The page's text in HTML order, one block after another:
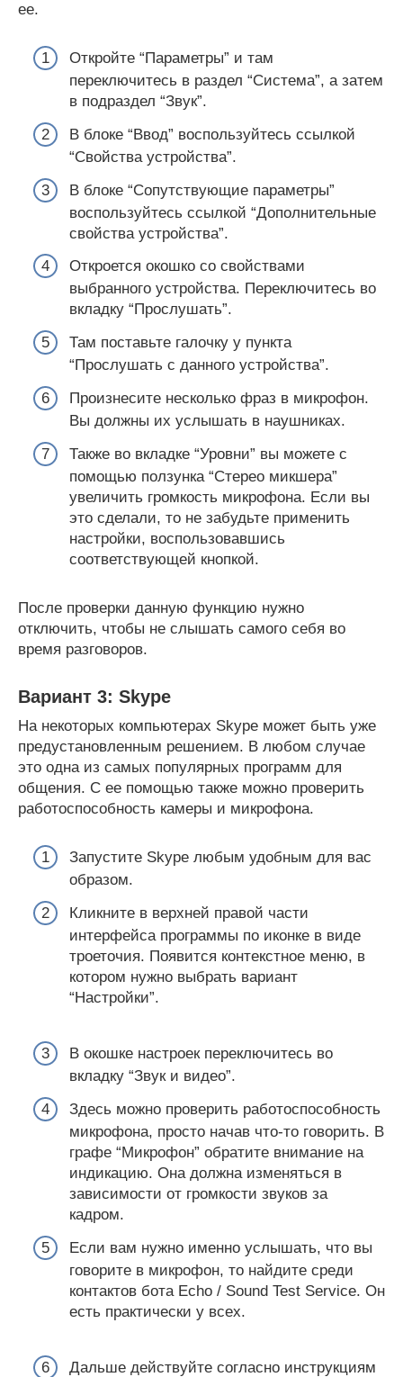
ее.
Откройте “Параметры” и там
переключитесь в раздел “Система”, а затем
в подраздел “Звук”.
В блоке “Ввод” воспользуйтесь ссылкой
“Свойства устройства”.
В блоке “Сопутствующие параметры”
воспользуйтесь ссылкой “Дополнительные
свойства устройства”.
Откроется окошко со свойствами
выбранного устройства. Переключитесь во
вкладку “Прослушать”.
Там поставьте галочку у пункта
“Прослушать с данного устройства”.
Произнесите несколько фраз в микрофон.
Вы должны их услышать в наушниках.
Также во вкладке “Уровни” вы можете с
помощью ползунка “Стерео микшера”
увеличить громкость микрофона. Если вы
это сделали, то не забудьте применить
настройки, воспользовавшись
соответствующей кнопкой.
После проверки данную функцию нужно
отключить, чтобы не слышать самого себя во
время разговоров.
Вариант 3: Skype
На некоторых компьютерах Skype может быть уже
предустановленным решением. В любом случае
это одна из самых популярных программ для
общения. С ее помощью также можно проверить
работоспособность камеры и микрофона.
Запустите Skype любым удобным для вас
образом.
Кликните в верхней правой части
интерфейса программы по иконке в виде
троеточия. Появится контекстное меню, в
котором нужно выбрать вариант
“Настройки”.
В окошке настроек переключитесь во
вкладку “Звук и видео”.
Здесь можно проверить работоспособность
микрофона, просто начав что-то говорить. В
графе “Микрофон” обратите внимание на
индикацию. Она должна изменяться в
зависимости от громкости звуков за
кадром.
Если вам нужно именно услышать, что вы
говорите в микрофон, то найдите среди
контактов бота Echo / Sound Test Service. Он
есть практически у всех.
Дальше действуйте согласно инструкциям